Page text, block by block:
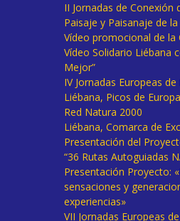
II Jornadas de
Paisaje y Paisanaje de
Vídeo promocional de la
Vídeo Solidario Liébana
Mejor”
IV Jornadas Europeas
Liébana, Picos de
Red Natura 2000
Liébana, Comarca de
Presentación del
“36 Rutas Autoguiadas
Presentación Proyecto:
sensaciones y
experiencias»
VII Jornadas Europeas